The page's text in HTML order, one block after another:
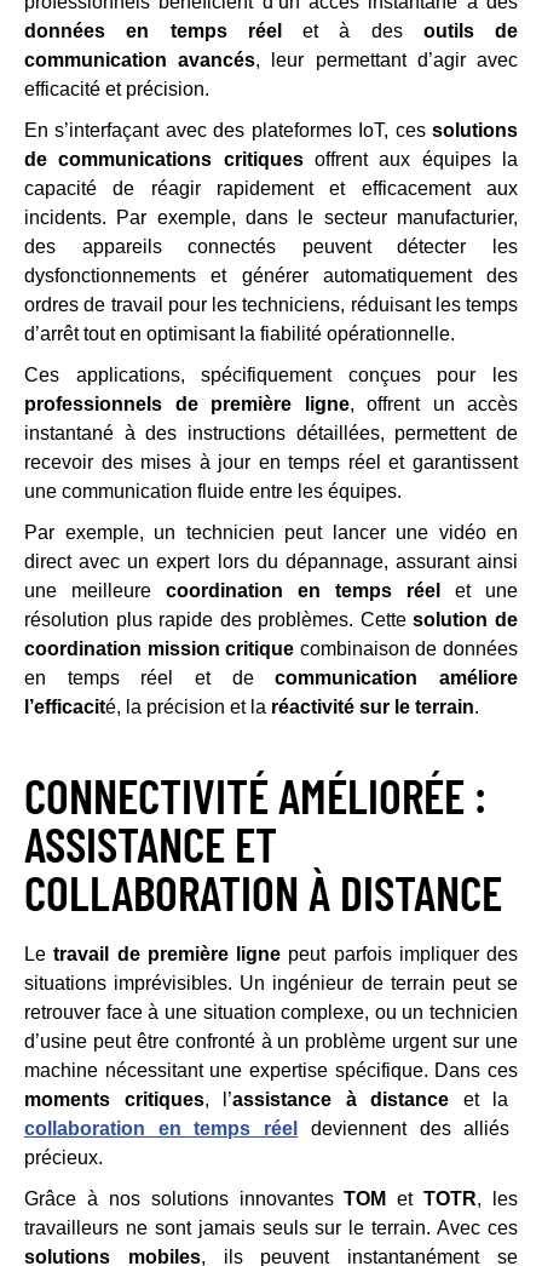
données en temps réel
et à des outils de
communication avancés, leur permettant d’agir avec
efficacité et précision.
En s’interfaçant avec des plateformes IoT, ces solutions
de communications critiquesoffrent aux équipes la
capacité de réagir rapidement et efficacement aux
incidents. Par exemple, dans le secteur manufacturier,
des appareils connectés peuvent détecter les
dysfonctionnements et générer automatiquement des
ordres de travail pour les techniciens, réduisant les temps
d’arrêt tout en optimisant la fiabilité opérationnelle.
Ces applications, spécifiquement conçues pour les
professionnels de première ligne, offrent un accès
instantané à des instructions détaillées, permettent de
recevoir des mises à jour en temps réel et garantissent
une communication fluide entre les équipes.
Par exemple, un technicien peut lancer une vidéo en
direct avec un expert lors du dépannage, assurant ainsi
une meilleure coordination en temps réel
et une
résolution plus rapide des problèmes. Cettesolution de
coordination mission critique combinaison de données
en temps réel et decommunication améliore
l’efficacité, la précision et la réactivité sur le terrain.
CONNECTIVITÉ AMÉLIORÉE :
ASSISTANCE ET
COLLABORATION À DISTANCE
Le travail de première ligne peut parfois impliquer des
situations imprévisibles. Un ingénieur de terrain peut se
retrouver face à une situation complexe, ou un technicien
d’usine peut être confronté à un problème urgent sur une
machine nécessitant une expertise spécifique. Dans ces
moments critiques, l’assistance à distance et la
collaboration en temps réel
deviennent des alliés
précieux.
Grâce à nos solutions innovantesTOM etTOTR, les
travailleurs ne sont jamais seuls sur le terrain. Avec ces
solutions mobiles, ils peuvent instantanément se